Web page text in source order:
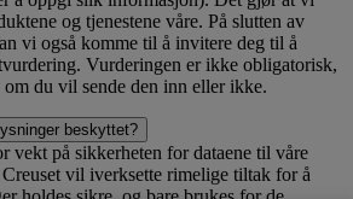
og tjenestene våre. På slutten av
vi også komme til å invitere deg til å
Vurderingen er ikke obligatorisk,
du vil sende den inn eller ikke.
beskyttet?
vekt på sikkerheten for dataene til våre
vil iverksette rimelige tiltak for å